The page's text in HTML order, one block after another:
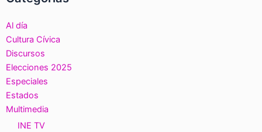
Al día
Cultura Cívica
Discursos
Elecciones 2025
Especiales
Estados
Multimedia
INE TV